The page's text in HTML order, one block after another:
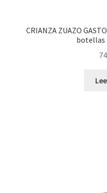
CRIANZA ZUAZO
botellas